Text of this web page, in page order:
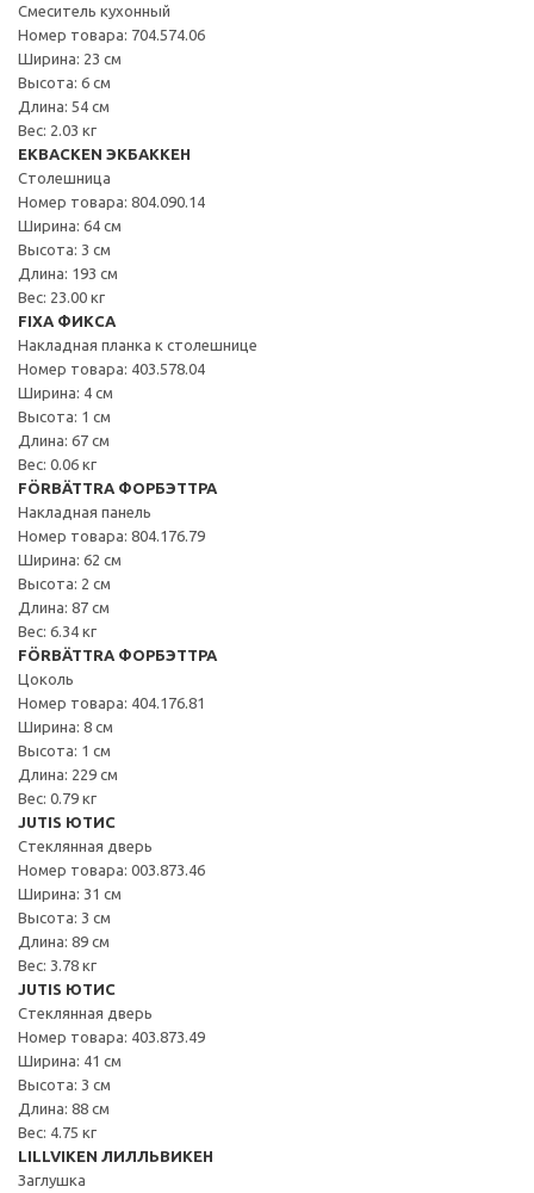
Смеситель кухонный
Номер товара: 704.574.06
Ширина: 23 см
Высота: 6 см
Длина: 54 см
Вес: 2.03 кг
EKBACKEN ЭКБАККЕН
Столешница
Номер товара: 804.090.14
Ширина: 64 см
Высота: 3 см
Длина: 193 см
Вес: 23.00 кг
FIXA ФИКСА
Накладная планка к столешнице
Номер товара: 403.578.04
Ширина: 4 см
Высота: 1 см
Длина: 67 см
Вес: 0.06 кг
FÖRBÄTTRA ФОРБЭТТРА
Накладная панель
Номер товара: 804.176.79
Ширина: 62 см
Высота: 2 см
Длина: 87 см
Вес: 6.34 кг
FÖRBÄTTRA ФОРБЭТТРА
Цоколь
Номер товара: 404.176.81
Ширина: 8 см
Высота: 1 см
Длина: 229 см
Вес: 0.79 кг
JUTIS ЮТИС
Стеклянная дверь
Номер товара: 003.873.46
Ширина: 31 см
Высота: 3 см
Длина: 89 см
Вес: 3.78 кг
JUTIS ЮТИС
Стеклянная дверь
Номер товара: 403.873.49
Ширина: 41 см
Высота: 3 см
Длина: 88 см
Вес: 4.75 кг
LILLVIKEN ЛИЛЛЬВИКЕН
Заглушка